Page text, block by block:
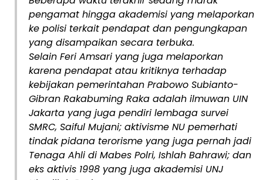
pengamat hingga akademisi yang melaporkan
ke polisi terkait pendapat dan pengungkapan
yang disampaikan secara terbuka.
Selain Feri Amsari yang juga melaporkan
karena pendapat atau kritiknya terhadap
kebijakan pemerintahan Prabowo Subianto-
Gibran Rakabuming Raka adalah ilmuwan UIN
Jakarta yang juga pendiri lembaga survei
SMRC, Saiful Mujani; aktivisme NU pemerhati
tindak pidana terorisme yang juga pernah jadi
Tenaga Ahli di Mabes Polri, Ishlah Bahrawi; dan
eks aktivis 1998 yang juga akademisi UNJ